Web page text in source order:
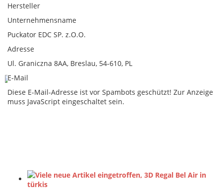
Hersteller
Unternehmensname
Puckator EDC SP. z.O.O.
Adresse
Ul. Graniczna 8AA, Breslau, 54-610, PL
E-Mail
Diese E-Mail-Adresse ist vor Spambots geschützt! Zur Anzeige
muss JavaScript eingeschaltet sein.